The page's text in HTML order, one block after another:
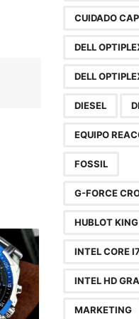
CUIDADO
DELL
DELL
DIESEL
EQUIPO
FOSSIL
G-FORCE
HUBLOT KING
INTEL CORE
INTEL HD
MARKETING